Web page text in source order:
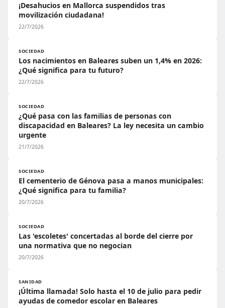
¡Desahucios en Mallorca suspendidos tras
movilización ciudadana!
22/7/2026
SOCIEDAD
Los nacimientos en Baleares suben un 1,4% en 2026:
¿Qué significa para tu futuro?
22/7/2026
SOCIEDAD
¿Qué pasa con las familias de personas con
discapacidad en Baleares? La ley necesita un cambio
urgente
21/7/2026
SOCIEDAD
El cementerio de Génova pasa a manos municipales:
¿Qué significa para tu familia?
20/7/2026
SOCIEDAD
Las 'escoletes' concertadas al borde del cierre por
una normativa que no negocian
20/7/2026
SANIDAD
¡Última llamada! Solo hasta el 10 de julio para pedir
ayudas de comedor escolar en Baleares